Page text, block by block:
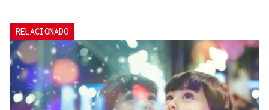
RELACIONADO